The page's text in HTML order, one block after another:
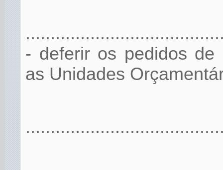
- deferir os pedidos de
as Unidades